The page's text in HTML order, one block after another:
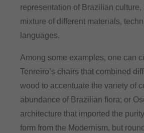
representation of Brazilian culture,
mixture of different materials,
languages.
Among some examples, one can
Tenreiro’s chairs that combined
wood to accentuate the variety of
abundance of Brazilian flora; or
architecture that imported the
form from the Modernism, but